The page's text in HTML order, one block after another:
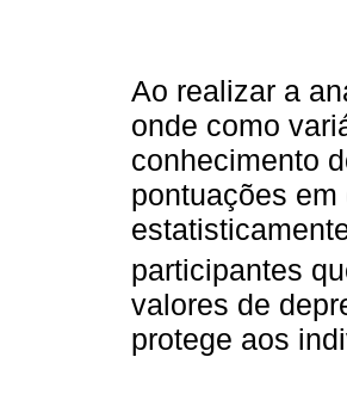
Ao realizar a
onde como
conhecimento
pontuações
participantes
valores de
protege aos